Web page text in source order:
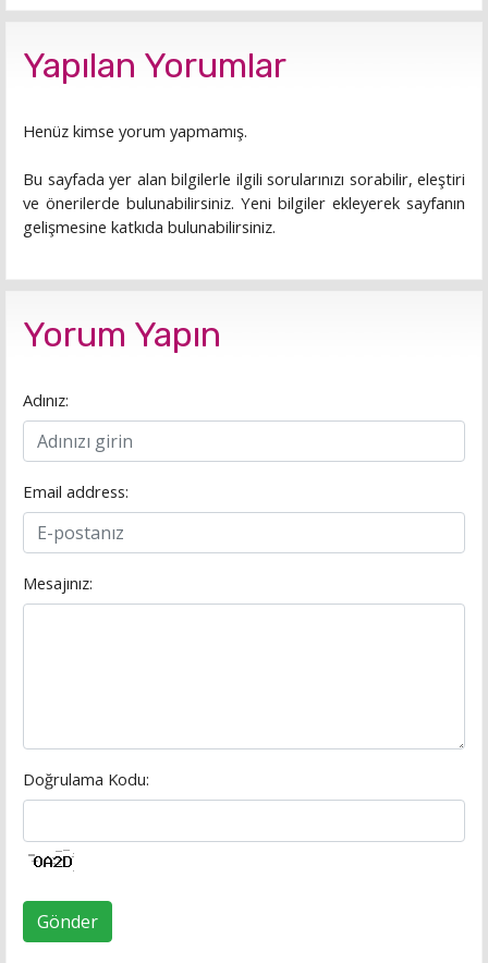
Yapılan Yorumlar
Henüz kimse yorum yapmamış.
Bu sayfada yer alan bilgilerle ilgili sorularınızı sorabilir, eleştiri
ve önerilerde bulunabilirsiniz. Yeni bilgiler ekleyerek sayfanın
gelişmesine katkıda bulunabilirsiniz.
Yorum Yapın
Adınız:
Email address:
Mesajınız:
Doğrulama Kodu:
Gönder